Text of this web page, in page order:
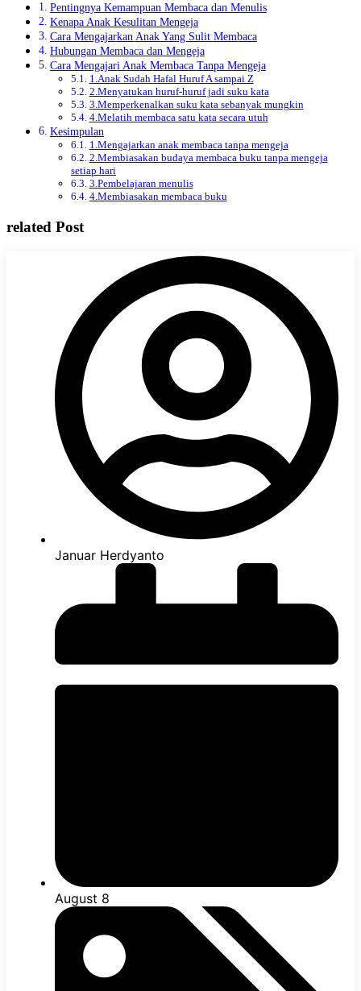
Pentingnya Kemampuan Membaca dan Menulis
Kenapa Anak Kesulitan Mengeja
Cara Mengajarkan Anak Yang Sulit Membaca
Hubungan Membaca dan Mengeja
Cara Mengajari Anak Membaca Tanpa Mengeja
1.Anak Sudah Hafal Huruf A sampai Z
2.Menyatukan huruf-huruf jadi suku kata
3.Memperkenalkan suku kata sebanyak mungkin
4.Melatih membaca satu kata secara utuh
Kesimpulan
1.Mengajarkan anak membaca tanpa mengeja
2.Membiasakan budaya membaca buku tanpa mengeja
setiap hari
3.Pembelajaran menulis
4.Membiasakan membaca buku
related Post
Januar Herdyanto
August 8